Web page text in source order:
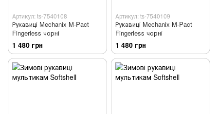
Артикул: ts-7540108
Рукавиці Mechanix M-Pact
Fingerless чорні
1 480 грн
Артикул: ts-7540109
Рукавиці Mechanix M-Pact
Fingerless чорні
1 480 грн